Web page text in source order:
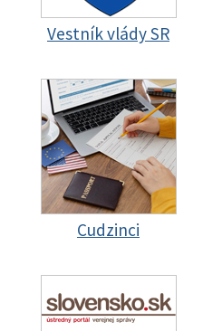
Vestník vlády SR
Cudzinci